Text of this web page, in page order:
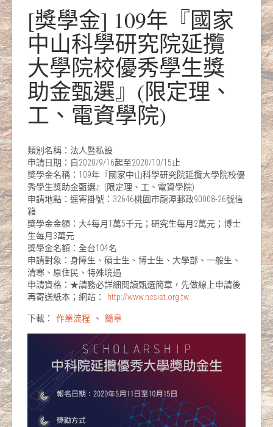
[獎學金] 109年『國家
中山科學研究院延攬
大學院校優秀學生獎
助金甄選』(限定理、
工、電資學院)
類別名稱：法人暨私設
申請日期：自2020/9/16起至2020/10/15止
獎學金名稱：109年『國家中山科學研究院延攬大學院校優
秀學生獎助金甄選』(限定理、工、電資學院)
申請地點：逕寄掛號：32646桃園市龍潭郵政90008-26號信
箱
獎學金金額：大4每月1萬5千元；研究生每月2萬元；博士
生每月3萬元
獎學金名額：全台104名
申請對象：身障生、碩士生、博士生、大學部、一般生、
清寒、原住民、特殊境遇
申請資格：★請務必詳細閱讀甄選簡章，先做線上申請後
再寄送紙本；網站：
http://www.ncsist.org.tw
下載： 作業流程 、 簡章